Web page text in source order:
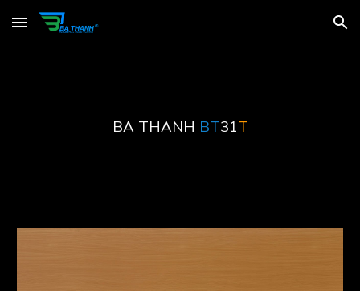
Skip to main content Skip to navigation
BA THANH BT31T